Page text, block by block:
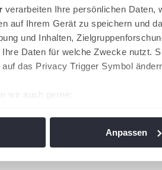
verarbeiten Ihre persönlichen Daten,
auf Ihrem Gerät zu speichern und
und Inhalten,
Daten für welche Zwecke nutzt.
das Privacy Trigger Symbol
wir auch gerne:
Anpassen